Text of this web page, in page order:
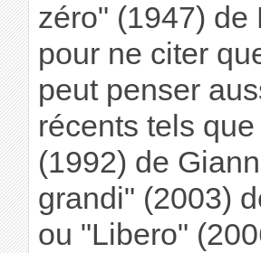
zéro" (1947) de
pour ne citer
peut penser
récents tels
(1992) de
grandi" (2003)
ou "Libero"